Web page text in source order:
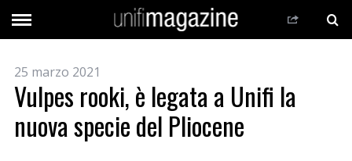
25 marzo 2021
Vulpes rooki, è legata a Unifi la
nuova specie del Pliocene